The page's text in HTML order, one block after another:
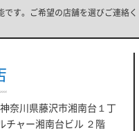
す。ご希望の店舗を選びご連絡く
奈川県藤沢市湘南台１丁
チャー湘南台ビル ２階